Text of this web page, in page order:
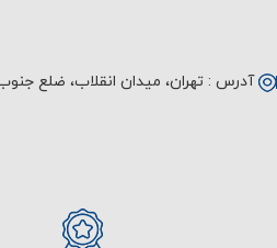
آدرس : تهران، میدان انقلاب، ضلع جنوب شرقی